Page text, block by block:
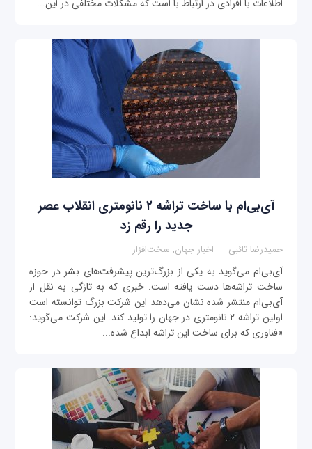
اطلاعات با افرادی در ارتباط با است که مشکلات مختلفی در این...
آی‌بی‌ام با ساخت تراشه‌ ۲ نانومتری انقلاب عصر
جدید را رقم زد
حمیدرضا تائبی اخبار جهان, سخت‌افزار
آی‌بی‌ام می‌گوید به یکی از بزرگ‌ترین پیشرفت‌های بشر در حوزه
ساخت تراشه‌ها دست یافته است. خبری که به تازگی به نقل از
آی‌بی‌ام منتشر شده نشان می‌دهد این شرکت بزرگ توانسته است
اولین تراشه ۲ نانومتری در جهان را تولید کند. این شرکت می‌گوید:
«فناوری که برای ساخت این تراشه ابداع شده...